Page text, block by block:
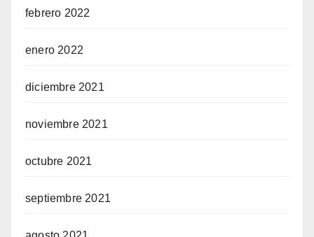
febrero 2022
enero 2022
diciembre 2021
noviembre 2021
octubre 2021
septiembre 2021